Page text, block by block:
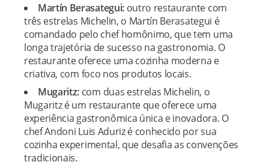
Martín Berasategui:outro restaurante com
três estrelas Michelin, o Martín Berasategui é
comandado pelo chef homônimo, que tem uma
longa trajetória de sucesso na gastronomia. O
restaurante oferece uma cozinha moderna e
criativa, com foco nos produtos locais.
Mugaritz: com duas estrelas Michelin, o
Mugaritz é um restaurante que oferece uma
experiência gastronômica única e inovadora. O
chef Andoni Luis Aduriz é conhecido por sua
cozinha experimental, que desafia as convenções
tradicionais.